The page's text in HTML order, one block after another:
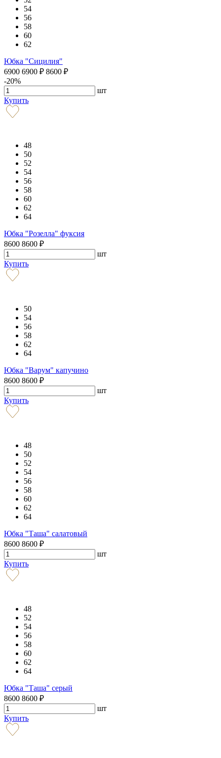
54
56
58
60
62
Юбка "Сицилия"
6900 6900 ₽ 8600 ₽
-20%
шт
Купить
48
50
52
54
56
58
60
62
64
Юбка "Розелла" фуксия
8600 8600 ₽
шт
Купить
50
54
56
58
62
64
Юбка "Варум" капучино
8600 8600 ₽
шт
Купить
48
50
52
54
56
58
60
62
64
Юбка "Таша" салатовый
8600 8600 ₽
шт
Купить
48
52
54
56
58
60
62
64
Юбка "Таша" серый
8600 8600 ₽
шт
Купить